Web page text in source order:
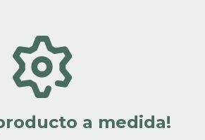
a medida!